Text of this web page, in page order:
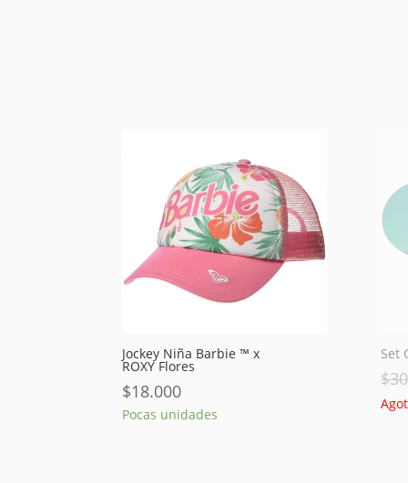
Jockey Niña Barbie ™ x
ROXY Flores
$18.000
Pocas unidades
Set
$